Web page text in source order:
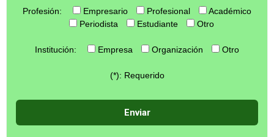
Profesión: Empresario Profesional
Académico
Periodista
Estudiante Otro
Institución: Empresa Organización Otro
(*): Requerido